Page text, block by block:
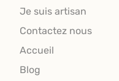
Je suis artisan
Contactez nous
Accueil
Blog